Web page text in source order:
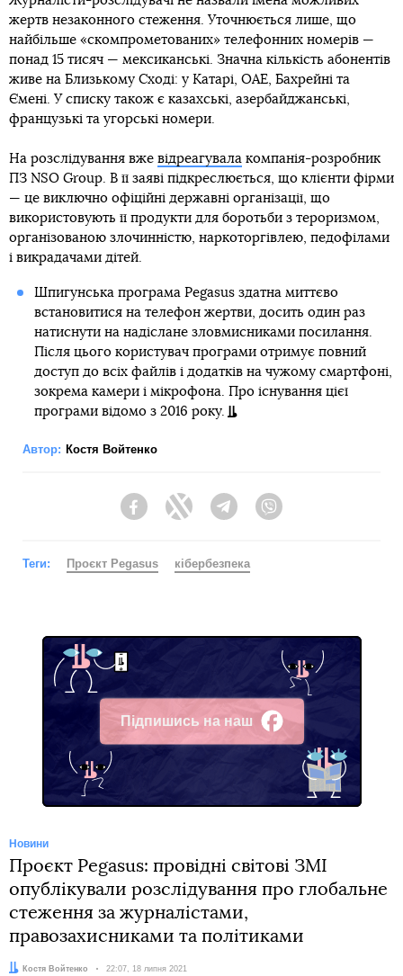
жертв незаконного стеження. Уточнюється лише, що
найбільше «скомпрометованих» телефонних номерів —
понад 15 тисяч — мексиканські. Значна кількість абонентів
живе на Близькому Сході: у Катарі, ОАЕ, Бахрейні та
Ємені. У списку також є казахські, азербайджанські,
французькі та угорські номери.
На розслідування вже відреагувала компанія-розробник
ПЗ NSO Group. В її заяві підкреслюється, що клієнти фірми
— це виключно офіційні державні організації, що
використовують її продукти для боротьби з тероризмом,
організованою злочинністю, наркоторгівлею, педофілами
і викрадачами дітей.
Шпигунська програма Pegasus здатна миттєво
встановитися на телефон жертви, досить один раз
натиснути на надіслане зловмисниками посилання.
Після цього користувач програми отримує повний
доступ до всіх файлів і додатків на чужому смартфоні,
зокрема камери і мікрофона. Про існування цієї
програми відомо з 2016 року.
Автор: Костя Войтенко
FacebookTwitter Telegram
Теги: Проєкт Pegasus кібербезпека
Підпишись на наш
Facebook
Новини
Проєкт Pegasus: провідні світові ЗМІ
опублікували розслідування про глобальне
стеження за журналістами,
правозахисниками та політиками
Автор:Костя Войтенко Дата:
22:07, 18 липня 2021